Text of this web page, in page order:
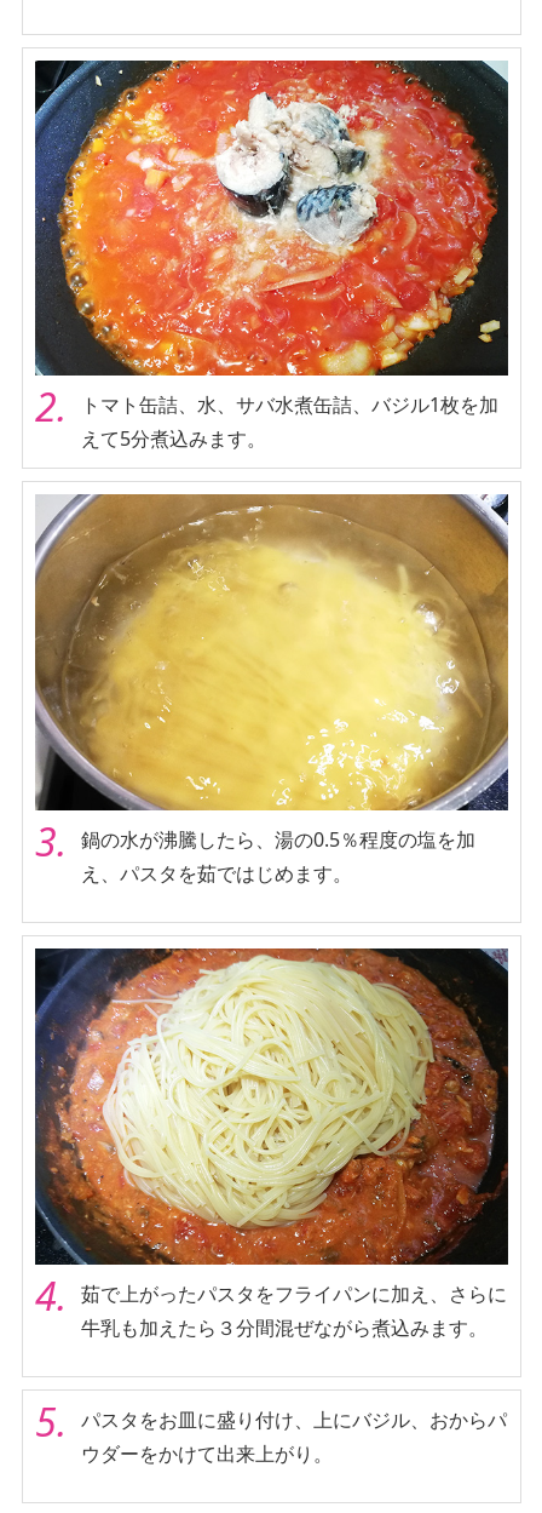
2.
トマト缶詰、水、サバ水煮缶詰、バジル1枚を加
えて5分煮込みます。
3.
鍋の水が沸騰したら、湯の0.5％程度の塩を加
え、パスタを茹ではじめます。
4.
茹で上がったパスタをフライパンに加え、さらに
牛乳も加えたら３分間混ぜながら煮込みます。
5.
パスタをお皿に盛り付け、上にバジル、おからパ
ウダーをかけて出来上がり。